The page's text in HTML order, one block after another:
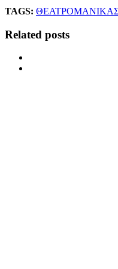
TAGS: ΘΕΑΤΡΟ
Related posts